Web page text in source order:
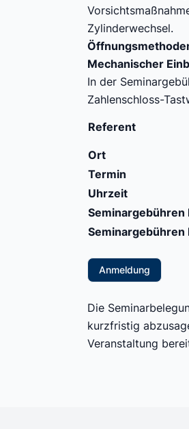
Zylinderwechsel.
Mechanischer
In der
Zahlenschloss-
Referent
Ort
Termin
Uhrzeit
Anmeldung
Die
kurzfristig
Veranstaltung